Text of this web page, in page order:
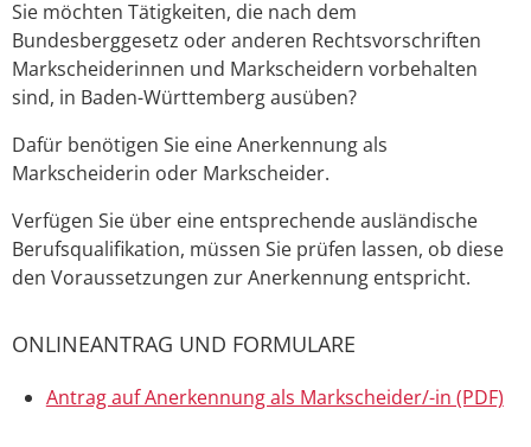
Sie möchten Tätigkeiten, die nach dem
Bundesberggesetz oder anderen Rechtsvorschriften
Markscheiderinnen und Markscheidern vorbehalten
sind, in Baden-Württemberg ausüben?
Dafür benötigen Sie eine Anerkennung als
Markscheiderin oder Markscheider.
Verfügen Sie über eine entsprechende ausländische
Berufsqualifikation, müssen Sie prüfen lassen, ob diese
den Voraussetzungen zur Anerkennung entspricht.
ONLINEANTRAG UND FORMULARE
Antrag auf Anerkennung als Markscheider/-in (PDF)